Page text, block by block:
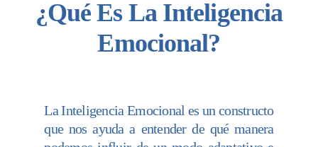
¿Qué Es La Inteligencia
Emocional?
La Inteligencia Emocional es un constructo
que nos ayuda a entender de qué manera